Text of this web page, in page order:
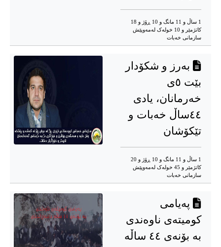
1 ساڵ و 11 مانگ و 10 ڕۆژ و 18
کاتژمێر و 10 خوله‌ک له‌مه‌وپێش‌
سازمانی خەبات
به‌رز و شکۆدار
بێت ٥ی
خه‌رمانان، یادی
٤٤ساڵ خەبات و
تێکۆشان
1 ساڵ و 11 مانگ و 10 ڕۆژ و 20
کاتژمێر و 45 خوله‌ک له‌مه‌وپێش‌
سازمانی خەبات
پەیامی
کومیته‌ی ناوه‌ندی
بە بۆنەی ٤٤ ساڵە